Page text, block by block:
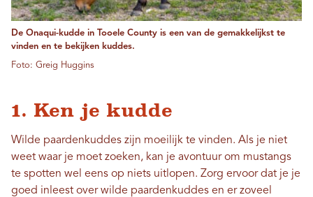
De Onaqui-kudde in Tooele County is een van de gemakkelijkst te
vinden en te bekijken kuddes.
Foto: Greig Huggins
1. Ken je kudde
Wilde paardenkuddes zijn moeilijk te vinden. Als je niet
weet waar je moet zoeken, kan je avontuur om mustangs
te spotten wel eens op niets uitlopen. Zorg ervoor dat je je
goed inleest over wilde paardenkuddes en er zoveel